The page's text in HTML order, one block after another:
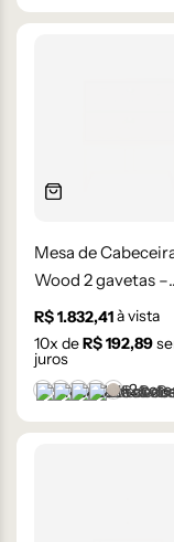
Mesa de
Wood 2 gavetas –
Lâmina de Madeira
Carvalho
R$1.832,41à vista
10x deR$192,89
juros
Castanho
Champanhe
Cinza
Ébano
Lâmina
+2